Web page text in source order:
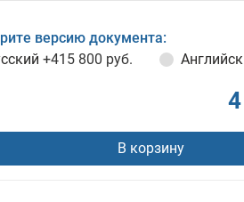
версию документа:
+415 800 руб.
В корзину